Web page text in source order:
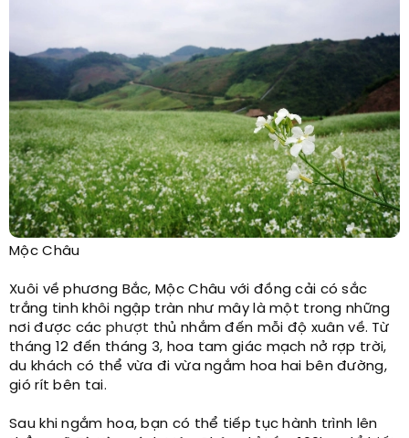
Mộc Châu​
Xuôi về phương Bắc, Mộc Châu với đồng cải có sắc
trắng tinh khôi ngập tràn như mây là một trong những
nơi được các phượt thủ nhắm đến mỗi độ xuân về. Từ
tháng 12 đến tháng 3, hoa tam giác mạch nở rợp trời,
du khách có thể vừa đi vừa ngắm hoa hai bên đường,
gió rít bên tai.
Sau khi ngắm hoa, bạn có thể tiếp tục hành trình lên